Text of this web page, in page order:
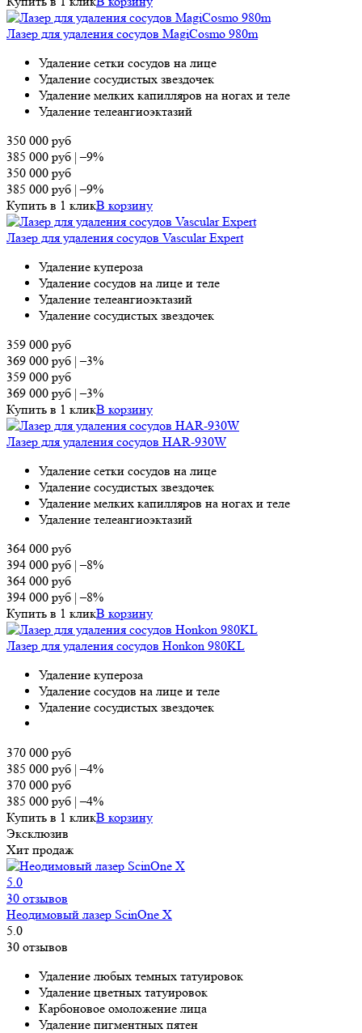
Лазер для удаления сосудов MagiCosmo 980m
Удаление сетки сосудов на лице
Удаление сосудистых звездочек
Удаление мелких капилляров на ногах и теле
Удаление телеангиоэктазий
350 000 руб
385 000 руб |–9%
350 000 руб
385 000 руб |–9%
Купить в 1 кликВ корзину
Лазер для удаления сосудов Vascular Expert
Удаление купероза
Удаление сосудов на лице и теле
Удаление телеангиоэктазий
Удаление сосудистых звездочек
359 000 руб
369 000 руб |–3%
359 000 руб
369 000 руб |–3%
Купить в 1 кликВ корзину
Лазер для удаления сосудов HAR-930W
Удаление сетки сосудов на лице
Удаление сосудистых звездочек
Удаление мелких капилляров на ногах и теле
Удаление телеангиоэктазий
364 000 руб
394 000 руб |–8%
364 000 руб
394 000 руб |–8%
Купить в 1 кликВ корзину
Лазер для удаления сосудов Honkon 980KL
Удаление купероза
Удаление сосудов на лице и теле
Удаление сосудистых звездочек
370 000 руб
385 000 руб |–4%
370 000 руб
385 000 руб |–4%
Купить в 1 кликВ корзину
Эксклюзив
Хит продаж
5.0
30 отзывов
Неодимовый лазер ScinOne X
5.0
30 отзывов
Удаление любых темных татуировок
Удаление цветных татуировок
Карбоновое омоложение лица
Удаление пигментных пятен